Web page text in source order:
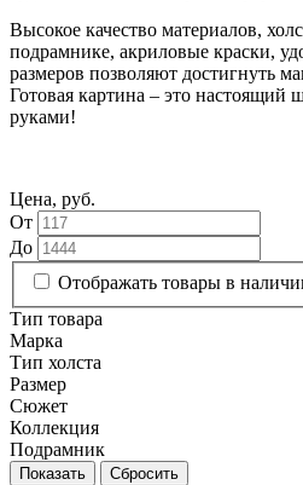
Высокое качество материалов,
подрамнике, акриловые краски,
размеров позволяют достигнуть
Готовая картина – это настоящий
руками!
Цена, руб.
От
До
Отображать товары в
Тип товара
Марка
Тип холста
Размер
Сюжет
Коллекция
Подрамник